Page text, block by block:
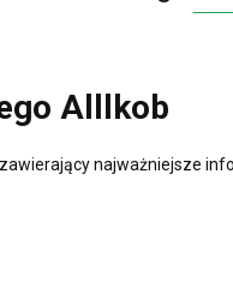
Alllkob
najważniejsze